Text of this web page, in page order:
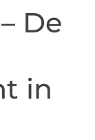
De
in